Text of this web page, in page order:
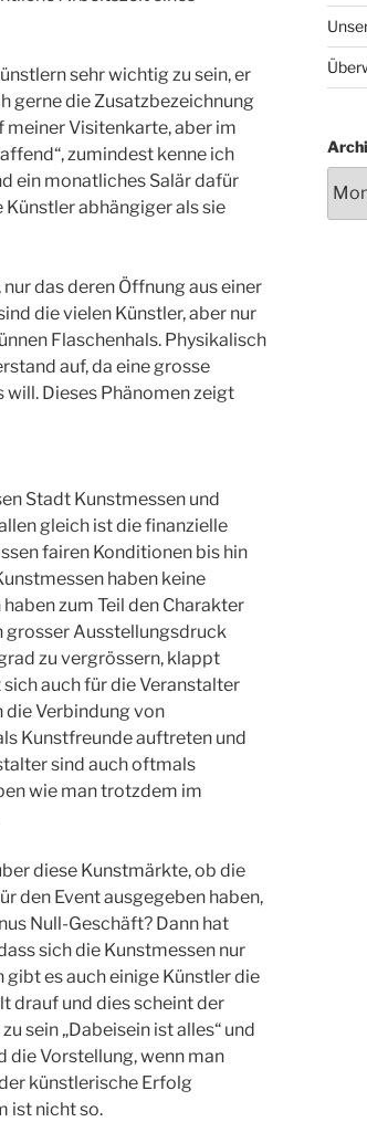
sehr wichtig zu sein, er
gerne die Zusatzbezeichnung
meiner Visitenkarte, aber im
zumindest kenne ich
ein monatliches Salär dafür
abhängiger als sie
das deren Öffnung aus einer
die vielen Künstler, aber nur
Flaschenhals. Physikalisch
auf, da eine grosse
will. Dieses Phänomen zeigt
Stadt Kunstmessen und
gleich ist die finanzielle
fairen Konditionen bis hin
haben keine
zum Teil den Charakter
grosser Ausstellungsdruck
zu vergrössern, klappt
auch für die Veranstalter
die Verbindung von
Kunstfreunde auftreten und
sind auch oftmals
wie man trotzdem im
diese Kunstmärkte, ob die
den Event ausgegeben haben,
Null-Geschäft? Dann hat
sich die Kunstmessen nur
es auch einige Künstler die
drauf und dies scheint der
sein „Dabeisein ist alles“ und
die Vorstellung, wenn man
künstlerische Erfolg
ist nicht so.